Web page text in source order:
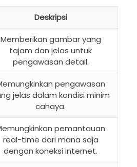
Deskripsi
Memberikan gambar yang
tajam dan jelas untuk
pengawasan detail.
pengawasan
jelas dalam kondisi minim
cahaya.
pemantauan
real-time dari mana saja
dengan koneksi internet.